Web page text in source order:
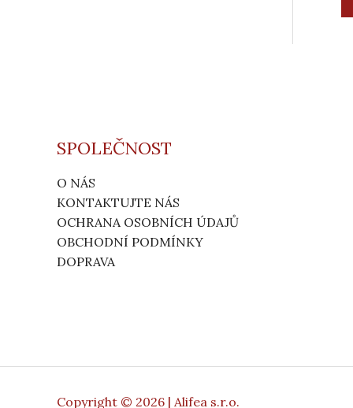
SPOLEČNOST
O NÁS
KONTAKTUJTE NÁS
OCHRANA OSOBNÍCH ÚDAJŮ
OBCHODNÍ PODMÍNKY
DOPRAVA
Copyright © 2026 | Alifea s.r.o.